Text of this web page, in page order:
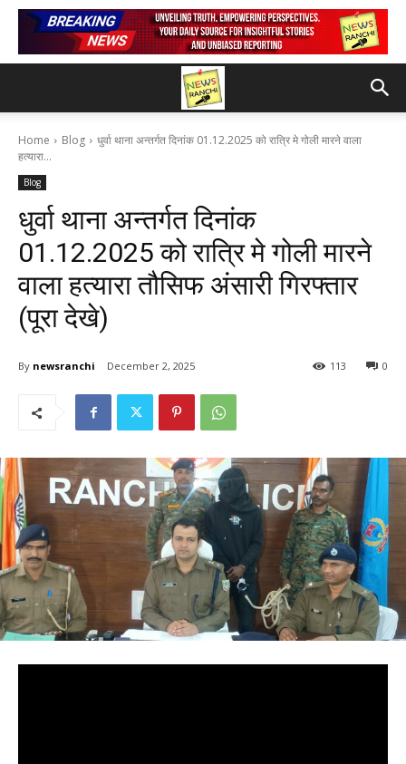
Home Blog
धुर्वा थाना अन्तर्गत दिनांक 01.12.2025 को रात्रि मे गोली मारने वाला
हत्यारा...
Blog
धुर्वा थाना अन्तर्गत दिनांक
01.12.2025 को रात्रि मे गोली मारने
वाला हत्यारा तौसिफ अंसारी गिरफ्तार
(पूरा देखे)
By newsranchi December 2, 2025 0
113